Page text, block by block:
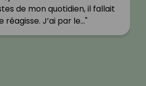
et notamment les
recettes de Fanny et les…"